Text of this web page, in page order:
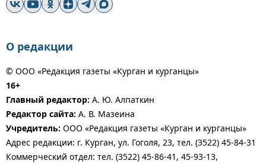
О редакции
© ООО «Редакция газеты «Курган и курганцы»
16+
Главный редактор: А. Ю. Алпаткин
Редактор сайта: А. В. Мазеина
Учредитель: ООО «Редакция газеты «Курган и курганцы»
Адрес редакции: г. Курган, ул. Гоголя, 23, тел. (3522) 45-84-31
Коммерческий отдел: тел. (3522) 45-86-41, 45-93-13,